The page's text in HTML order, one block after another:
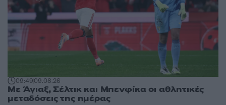
09:4909.08.26
Με Άγιαξ, Σέλτικ και Μπενφίκα οι αθλητικές
μεταδόσεις της ημέρας